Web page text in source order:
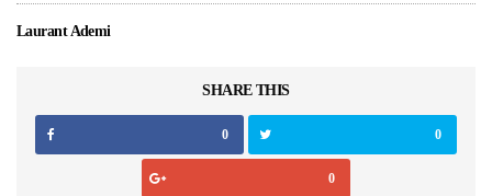
Laurant Ademi
SHARE THIS
0 0
0